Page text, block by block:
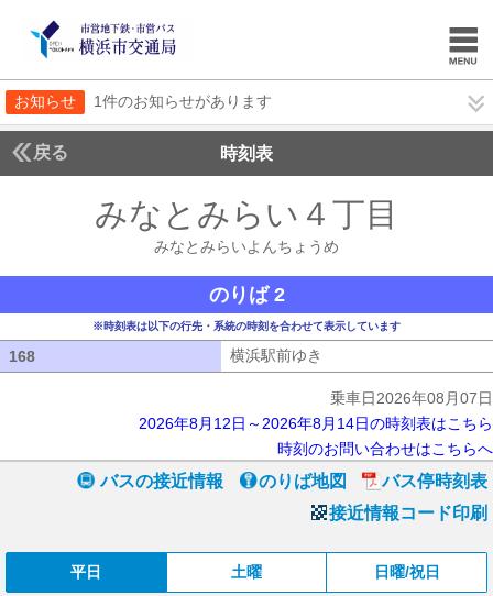
お知らせ 1件のお知らせがあります
戻る 時刻表
みなとみらい４丁目
みなとみらいよんちょうめ
のりば 2
※時刻表は以下の行先・系統の時刻を合わせて表示しています
168 横浜駅前ゆき
乗車日2026年08月07日
2026年8月12日～2026年8月14日の時刻表はこちら
時刻のお問い合わせはこちらへ
バスの接近情報 のりば地図
バス停時刻表
接近情報コード印刷
平日 土曜 日曜/祝日